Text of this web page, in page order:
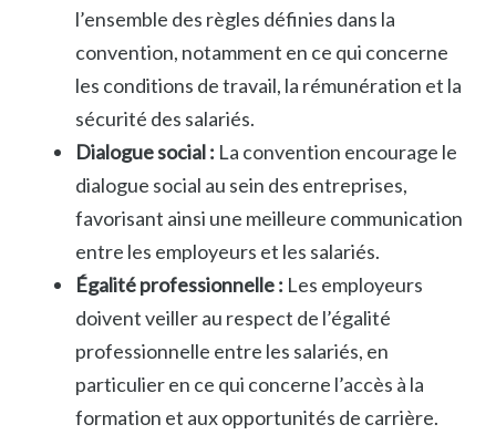
l’ensemble des règles définies dans la
convention, notamment en ce qui concerne
les conditions de travail, la rémunération et la
sécurité des salariés.
Dialogue social : La convention encourage le
dialogue social au sein des entreprises,
favorisant ainsi une meilleure communication
entre les employeurs et les salariés.
Égalité professionnelle : Les employeurs
doivent veiller au respect de l’égalité
professionnelle entre les salariés, en
particulier en ce qui concerne l’accès à la
formation et aux opportunités de carrière.